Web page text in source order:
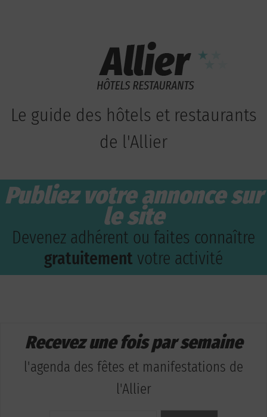
Le guide des hôtels et restaurants
de l'Allier
Publiez votre annonce sur
le site
Devenez adhérent ou faites connaître
gratuitement votre activité
Recevez une fois par semaine
l'agenda des fêtes et manifestations de
l'Allier